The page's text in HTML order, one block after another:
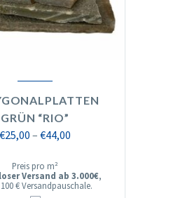
GRÜN “RIO”
€25,00 – €44,00
bis
€44,00
Preis pro m²
Versand ab 3.000€,
€ Versandpauschale.